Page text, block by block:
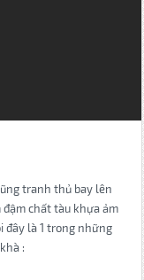
tranh thủ bay lên
chất tàu khựa ảm
đây là 1 trong những
: